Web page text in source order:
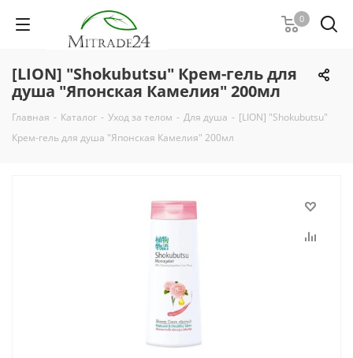
0
[LION] "Shokubutsu" Крем-гель для
душа "Японская Камелия" 200мл
Главная - Каталог - Уход за телом - Для душа - [LION] "Shokubutsu"
Крем-гель для душа "Японская Камелия" 200мл